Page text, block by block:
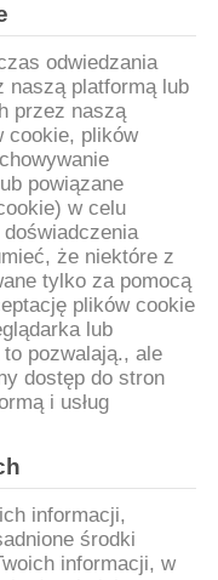
odwiedzania
naszą platformą lub
przez naszą
cookie, plików
powiązane
w celu
że niektóre z
tylko za pomocą
plików cookie
lub
pozwalają., ale
dostęp do stron
i usług
informacji,
środki
informacji, w